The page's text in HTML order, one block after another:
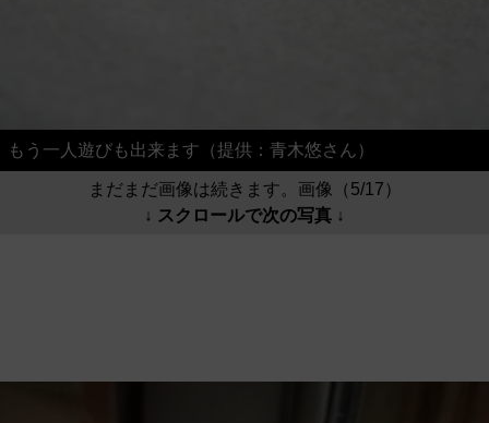
もう一人遊びも出来ます（提供：青木悠さん）
まだまだ画像は続きます。画像（5/17）
↓ スクロールで次の写真 ↓